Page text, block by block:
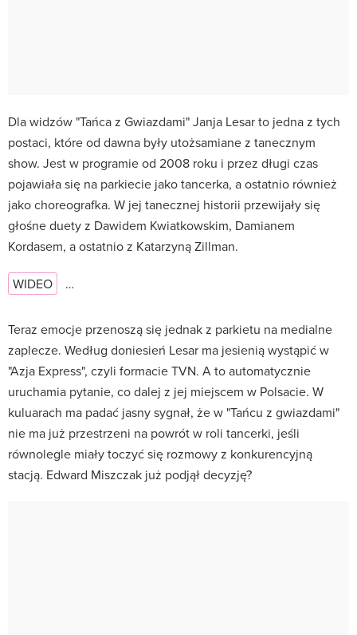
Dla widzów "Tańca z Gwiazdami" Janja Lesar to jedna z tych
postaci, które od dawna były utożsamiane z tanecznym
show. Jest w programie od 2008 roku i przez długi czas
pojawiała się na parkiecie jako tancerka, a ostatnio również
jako choreografka. W jej tanecznej historii przewijały się
głośne duety z Dawidem Kwiatkowskim, Damianem
Kordasem, a ostatnio z Katarzyną Zillman.
WIDEO …
Teraz emocje przenoszą się jednak z parkietu na medialne
zaplecze. Według doniesień Lesar ma jesienią wystąpić w
"Azja Express", czyli formacie TVN. A to automatycznie
uruchamia pytanie, co dalej z jej miejscem w Polsacie. W
kuluarach ma padać jasny sygnał, że w "Tańcu z gwiazdami"
nie ma już przestrzeni na powrót w roli tancerki, jeśli
równolegle miały toczyć się rozmowy z konkurencyjną
stacją. Edward Miszczak już podjął decyzję?